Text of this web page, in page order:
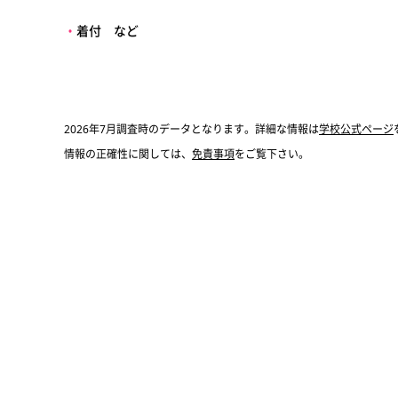
・ 着付 など
2026年7月調査時のデータとなります。詳細な情報は学校公式ページ
情報の正確性に関しては、 免責事項をご覧下さい。